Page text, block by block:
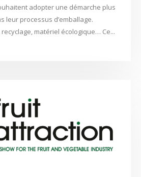
adopter une démarche plus
leur processus d’emballage.
matériel écologique… Ce...